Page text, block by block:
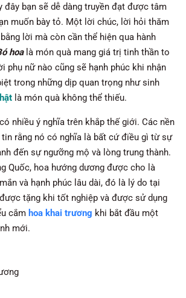
đây bạn sẽ dễ dàng truyền đạt được tâm
muốn bày tỏ. Một lời chúc, lời hỏi thăm
lời mà còn cần thể hiện qua hành
hoa là món quà mang giá trị tinh thần to
phụ nữ nào cũng sẽ hạnh phúc khi nhận
trong những dịp quan trọng như sinh
là món quà không thể thiếu.
nhiều ý nghĩa trên khắp thế giới. Các nền
tin rằng nó có nghĩa là bất cứ điều gì từ sự
đến sự ngưỡng mộ và lòng trung thành.
Quốc, hoa hướng dương được cho là
và hạnh phúc lâu dài, đó là lý do tại
tặng khi tốt nghiệp và được sử dụng
cắm hoa khai trương khi bắt đầu một
mới.